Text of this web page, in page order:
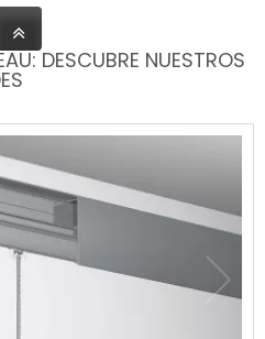
DESCUBRE NUESTROS